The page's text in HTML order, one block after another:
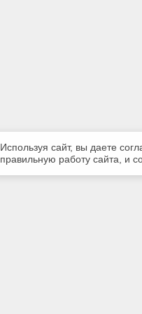
Используя сайт, вы даете
правильную работу сайта, и